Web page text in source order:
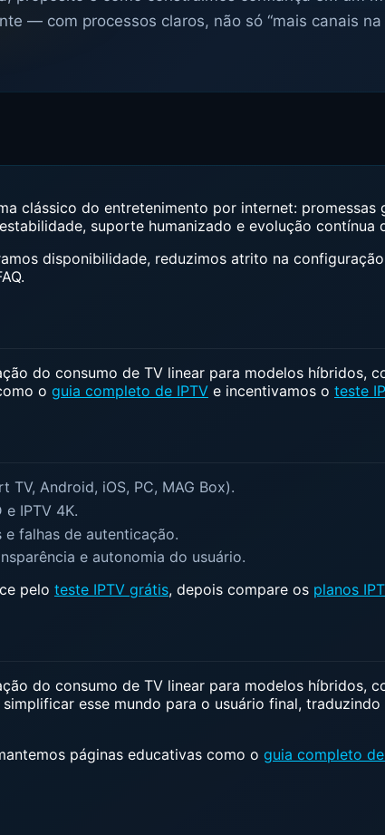
— com processos claros, não só “mais canais na
clássico do entretenimento por internet:
suporte humanizado e evolução contínua
disponibilidade, reduzimos atrito na
do consumo de TV linear para modelos híbridos,
o guia completo de IPTV e incentivamos o teste
Android, iOS, PC, MAG Box).
IPTV 4K.
falhas de autenticação.
e autonomia do usuário.
pelo teste IPTV grátis, depois compare os planos
do consumo de TV linear para modelos híbridos,
esse mundo para o usuário final,
páginas educativas como o guia completo